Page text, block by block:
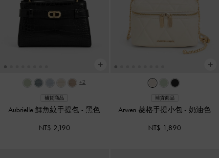
+2
補貨商品
Aubrielle 鱷魚紋手提包 -黑色
NT$ 2,190
補貨商品
Arwen 菱格手提小包 - 奶油色
NT$ 1,890